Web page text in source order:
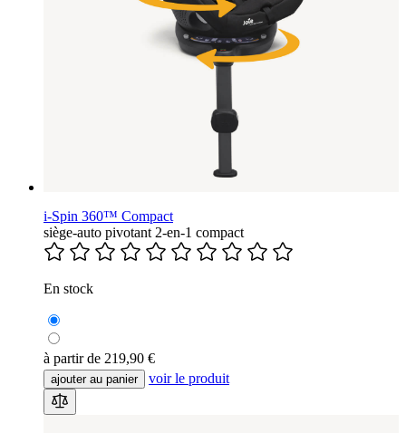
i-Spin 360™ Compact
siège-auto pivotant 2-en-1 compact
En stock
à partir de 219,90 €
ajouter au panier voir le produit